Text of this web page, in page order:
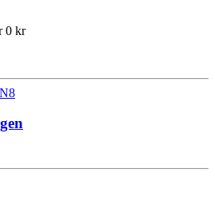
0 kr